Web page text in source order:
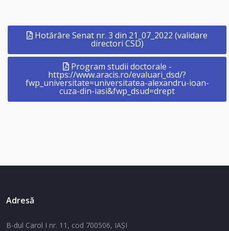
Hotărâre Senat nr. 3 din 21_07_2022 (validare
directori CSD)
Program studii doctorale -
https://www.aracis.ro/evaluari_dsd/?
fwp_universitate=universitatea-alexandru-ioan-
cuza-din-iasi&fwp_dsud=drept
Adresă
B-dul Carol I nr. 11, cod 700506, IAŞI